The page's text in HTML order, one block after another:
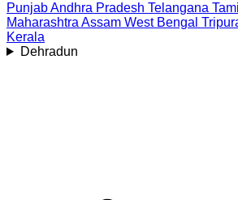
PunjabAndhra Pradesh Telangana
Maharashtra Assam West Bengal
Kerala
Dehradun